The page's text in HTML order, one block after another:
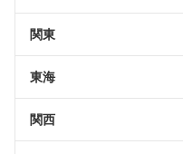
関東
東海
関西